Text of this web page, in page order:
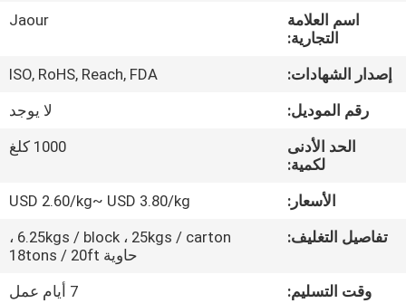
جولة
المصنع
مراقبة
الجودة
اتصل
اسم العلامة
التجارية:
Jaour
إصدار الشهادات:
ISO, RoHS, Reach, FDA
رقم الموديل:
لا يوجد
الحد الأدنى
لكمية:
1000 كلغ
الأسعار:
USD 2.60/kg~ USD 3.80/kg
تفاصيل التغليف:
6.25kgs / block ، 25kgs / carton ،
حاوية 18tons / 20ft
وقت التسليم:
7 أيام عمل